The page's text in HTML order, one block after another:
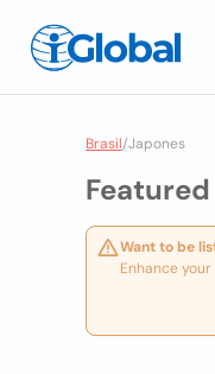
Brasil/Japones
Want to be
Enhance